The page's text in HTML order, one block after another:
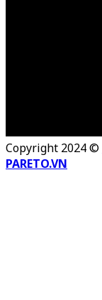
Copyright 2024 ©
PARETO.VN